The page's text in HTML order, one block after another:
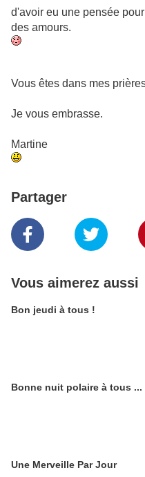
d'avoir eu une pensée
des amours.
Vous êtes dans mes
Je vous embrasse.
Martine
Partager
Vous aimerez aussi
Bon jeudi à tous !
Bonne nuit polaire à tous ...
Une Merveille Par Jour